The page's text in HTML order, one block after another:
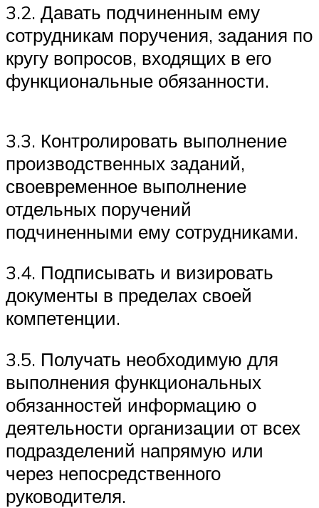
3.2. Давать подчиненным ему
сотрудникам поручения, задания по
кругу вопросов, входящих в его
функциональные обязанности.
3.3. Контролировать выполнение
производственных заданий,
своевременное выполнение
отдельных поручений
подчиненными ему сотрудниками.
3.4. Подписывать и визировать
документы в пределах своей
компетенции.
3.5. Получать необходимую для
выполнения функциональных
обязанностей информацию о
деятельности организации от всех
подразделений напрямую или
через непосредственного
руководителя.